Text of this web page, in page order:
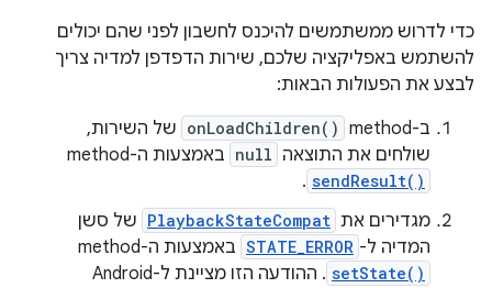
כדי לדרוש ממשתמשים להיכנס לחשבון לפני שהם יכולים
להשתמש באפליקציה שלכם, שירות הדפדפן למדיה צריך
לבצע את הפעולות הבאות:
ב-method ‏
onLoadChildren() של השירות,
שולחים את התוצאה null
באמצעות ה-method
sendResult()
.
מגדירים את PlaybackStateCompat של סשן
המדיה ל- STATE_ERROR באמצעות ה-method‏
setState()
. ההודעה הזו מציינת ל-Android